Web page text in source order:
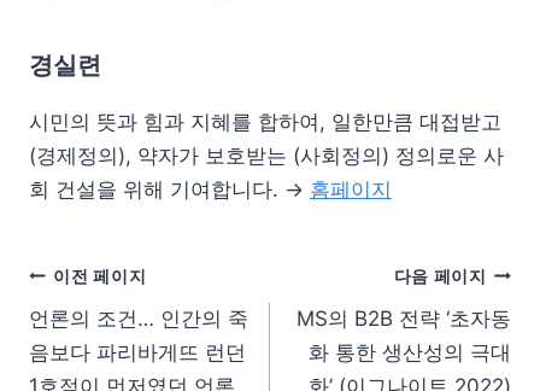
경실련
시민의 뜻과 힘과 지혜를 합하여, 일한만큼 대접받고
(경제정의), 약자가 보호받는 (사회정의) 정의로운 사
회 건설을 위해 기여합니다. → 홈페이지
이전 페이지
언론의 조건… 인간의 죽
음보다 파리바게뜨 런던
다음 페이지
MS의 B2B 전략 ‘초자동
화 통한 생산성의 극대